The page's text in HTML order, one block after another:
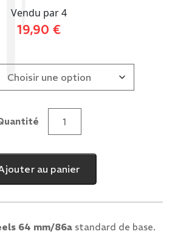
Vendu par 4
19,90 €
quantité
Ivry
Wheels
64
mm/86a
au panier
64 mm/86a standard de base.